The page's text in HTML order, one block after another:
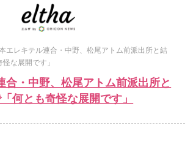
エレキテル連合・中野、松尾アトム前派出所と結
な展開です」
合・中野、松尾アトム前派出所と
何とも奇怪な展開です」